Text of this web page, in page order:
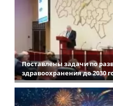
Поставлены задачи по
здравоохранения до 2030